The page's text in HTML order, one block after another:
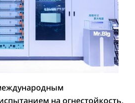
на огнестойкость,